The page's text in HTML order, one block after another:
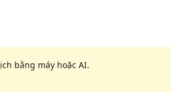
bằng máy hoặc AI.